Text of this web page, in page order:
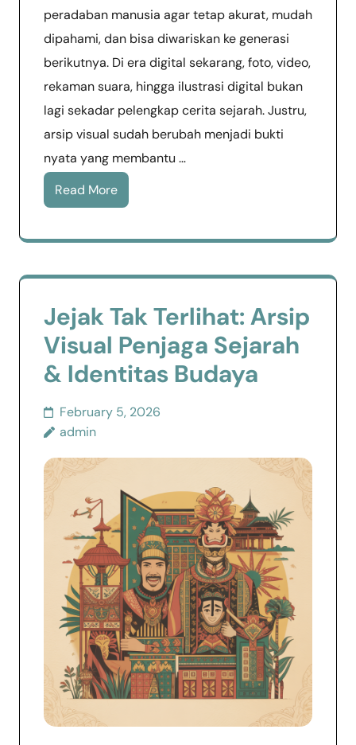
peradaban manusia agar tetap akurat, mudah
dipahami, dan bisa diwariskan ke generasi
berikutnya. Di era digital sekarang, foto, video,
rekaman suara, hingga ilustrasi digital bukan
lagi sekadar pelengkap cerita sejarah. Justru,
arsip visual sudah berubah menjadi bukti
nyata yang membantu …
Read More
Jejak Tak Terlihat: Arsip
Visual Penjaga Sejarah
& Identitas Budaya
February 5, 2026
admin